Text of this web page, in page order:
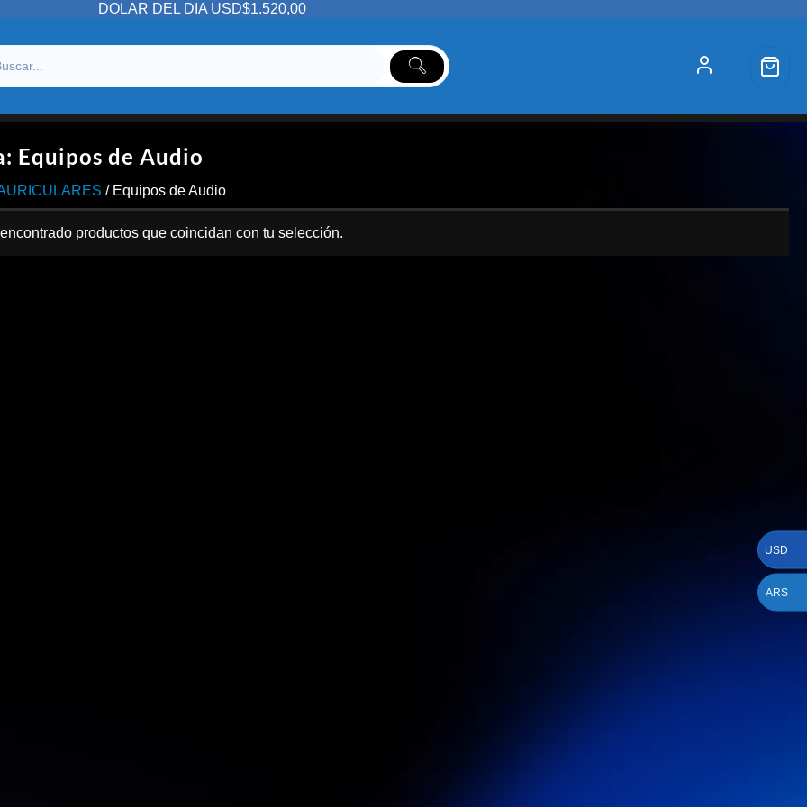
DOLAR DEL DIA USD$1.520,00
Equipos de Audio
/ Equipos de Audio
productos que coincidan con tu selección.
USD
ARS